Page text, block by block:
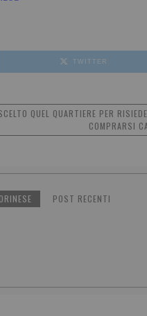
TWITTER
QUEL QUARTIERE PER
COMPRARSI
POST RECENTI